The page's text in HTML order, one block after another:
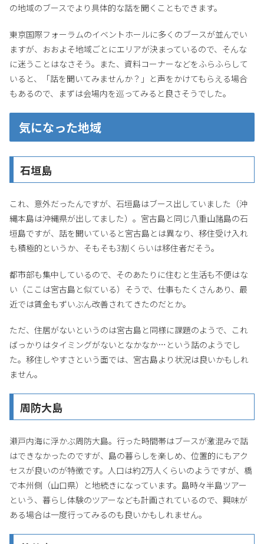
の地域のブースでより具体的な話を聞くこともできます。
東京国際フォーラムのイベントホールに多くのブースが並んでい
ますが、おおよそ地域ごとにエリアが決まっているので、そんな
に迷うことはなさそう。また、資料コーナーなどをふらふらして
いると、「話を聞いてみませんか？」と声をかけてもらえる場合
もあるので、まずは会場内を巡ってみると良さそうでした。
気になった地域
石垣島
これ、意外だったんですが、石垣島はブース出していました（沖
縄本島は沖縄県が出してました）。宮古島と同じ八重山諸島の石
垣島ですが、話を聞いていると宮古島とは異なり、移住受け入れ
も積極的というか、そもそも3割くらいは移住者だそう。
都市部も集中しているので、そのあたりに住むと生活も不便はな
い（ここは宮古島と似ている）そうで、仕事もたくさんあり、最
近では賃金もずいぶん改善されてきたのだとか。
ただ、住居がないというのは宮古島と同様に課題のようで、これ
ばっかりはタイミングがないとなかなか…という話のようでし
た。移住しやすさという面では、宮古島より状況は良いかもしれ
ません。
周防大島
瀬戸内海に浮かぶ周防大島。行った時間帯はブースが激混みで話
はできなかったのですが、島の暮らしを楽しめ、位置的にもアク
セスが良いのが特徴です。人口は約2万人くらいのようですが、橋
で本州側（山口県）と地続きになっています。島時々半島ツアー
という、暮らし体験のツアーなども計画されているので、興味が
ある場合は一度行ってみるのも良いかもしれません。